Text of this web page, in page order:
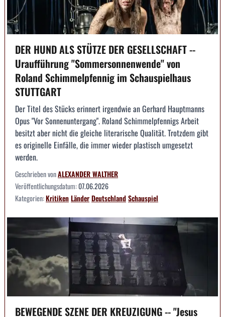
DER HUND ALS STÜTZE DER GESELLSCHAFT --
Uraufführung "Sommersonnenwende" von
Roland Schimmelpfennig im Schauspielhaus
STUTTGART
Der Titel des Stücks erinnert irgendwie an Gerhard Hauptmanns
Opus "Vor Sonnenuntergang". Roland Schimmelpfennigs Arbeit
besitzt aber nicht die gleiche literarische Qualität. Trotzdem gibt
es originelle Einfälle, die immer wieder plastisch umgesetzt
werden.
Geschrieben vonALEXANDER WALTHER
Veröffentlichungsdatum:07.06.2026
Kategorien:KritikenLänderDeutschlandSchauspiel
BEWEGENDE SZENE DER KREUZIGUNG -- "Jesus